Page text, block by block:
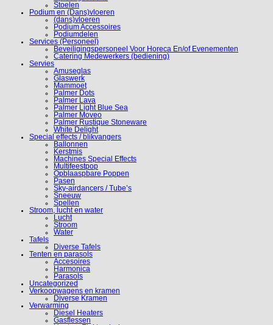
Stoelen
Podium en (Dans)vloeren
(dans)vloeren
Podium Accessoires
Podiumdelen
Services (Personeel)
Beveiligingspersoneel Voor Horeca En/of Evenementen
Catering Medewerkers (bediening)
Servies
Amuseglas
Glaswerk
Mammoet
Palmer Dots
Palmer Lava
Palmer Light Blue Sea
Palmer Moveo
Palmer Rustique Stoneware
White Delight
Special effects / blikvangers
Ballonnen
Kerstmis
Machines Special Effects
Multifeestpop
Opblaaspbare Poppen
Pasen
Sky-airdancers / Tube’s
Sneeuw
Spellen
Stroom, lucht en water
Lucht
Stroom
Water
Tafels
Diverse Tafels
Tenten en parasols
Accesoires
Harmonica
Parasols
Uncategorized
Verkoopwagens en kramen
Diverse Kramen
Verwarming
Diesel Heaters
Gasflessen